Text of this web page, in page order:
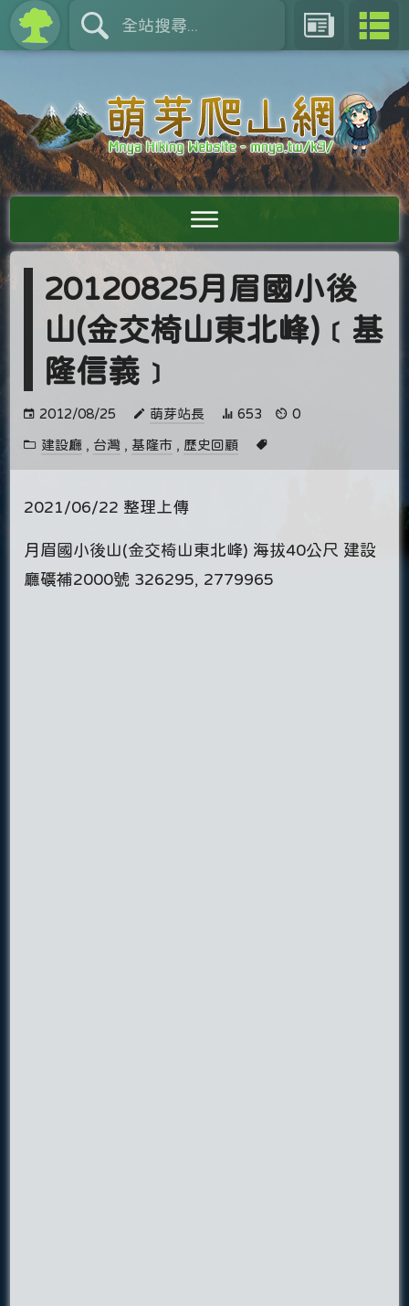
20120825月眉國小後
山(金交椅山東北峰)﹝基
隆信義﹞
2012/08/25 萌芽站長 653 0
建設廳 , 台灣 , 基隆市 , 歷史回顧
2021/06/22 整理上傳
月眉國小後山(金交椅山東北峰) 海拔40公尺 建設
廳礦補2000號 326295, 2779965